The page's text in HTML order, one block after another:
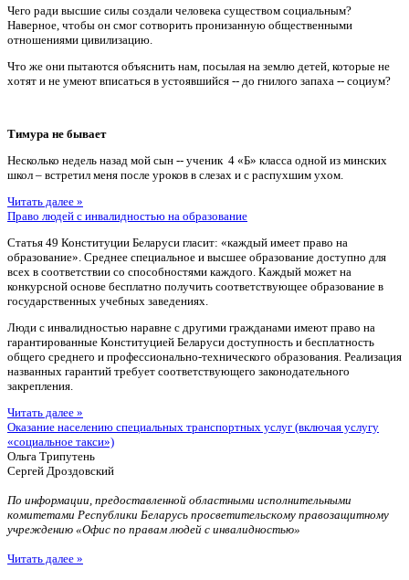
Чего ради высшие силы создали человека существом социальным?
Наверное, чтобы он смог сотворить пронизанную общественными
отношениями цивилизацию.
Что же они пытаются объяснить нам, посылая на землю детей, которые не
хотят и не умеют вписаться в устоявшийся -- до гнилого запаха -- социум?
Тимура не бывает
Несколько недель назад мой сын -- ученик 4 «Б» класса одной из минских
школ – встретил меня после уроков в слезах и с распухшим ухом.
Читать далее »
Право людей с инвалидностью на образование
Статья 49 Конституции Беларуси гласит: «каждый имеет право на
образование». Среднее специальное и высшее образование доступно для
всех в соответствии со способностями каждого. Каждый может на
конкурсной основе бесплатно получить соответствующее образование в
государственных учебных заведениях.
Люди с инвалидностью наравне с другими гражданами имеют право на
гарантированные Конституцией Беларуси доступность и бесплатность
общего среднего и профессионально-технического образования. Реализация
названных гарантий требует соответствующего законодательного
закрепления.
Читать далее »
Оказание населению специальных транспортных услуг (включая услугу
«социальное такси»)
Ольга Трипутень
Сергей Дроздовский
По информации, предоставленной областными исполнительными
комитетами Республики Беларусь просветительскому правозащитному
учреждению «Офис по правам людей с инвалидностью»
Читать далее »